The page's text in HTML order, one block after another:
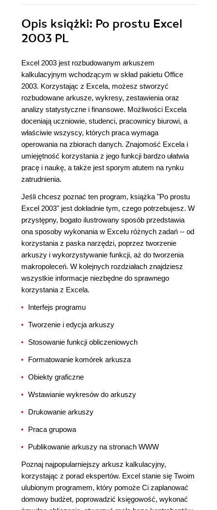
Opis książki: Po prostu Excel
2003 PL
Excel 2003 jest rozbudowanym arkuszem
kalkulacyjnym wchodzącym w skład pakietu Office
2003. Korzystając z Excela, możesz stworzyć
rozbudowane arkusze, wykresy, zestawienia oraz
analizy statystyczne i finansowe. Możliwości Excela
doceniają uczniowie, studenci, pracownicy biurowi, a
właściwie wszyscy, których praca wymaga
operowania na zbiorach danych. Znajomość Excela i
umiejętność korzystania z jego funkcji bardzo ułatwia
pracę i naukę, a także jest sporym atutem na rynku
zatrudnienia.
Jeśli chcesz poznać ten program, książka "Po prostu
Excel 2003" jest dokładnie tym, czego potrzebujesz. W
przystępny, bogato ilustrowany sposób przedstawia
ona sposoby wykonania w Excelu różnych zadań -- od
korzystania z paska narzędzi, poprzez tworzenie
arkuszy i wykorzystywanie funkcji, aż do tworzenia
makropoleceń. W kolejnych rozdziałach znajdziesz
wszystkie informacje niezbędne do sprawnego
korzystania z Excela.
Interfejs programu
Tworzenie i edycja arkuszy
Stosowanie funkcji obliczeniowych
Formatowanie komórek arkusza
Obiekty graficzne
Wstawianie wykresów do arkuszy
Drukowanie arkuszy
Praca grupowa
Publikowanie arkuszy na stronach WWW
Poznaj najpopularniejszy arkusz kalkulacyjny,
korzystając z porad ekspertów. Excel stanie się Twoim
ulubionym programem, który pomoże Ci zaplanować
domowy budżet, poprowadzić księgowość, wykonać